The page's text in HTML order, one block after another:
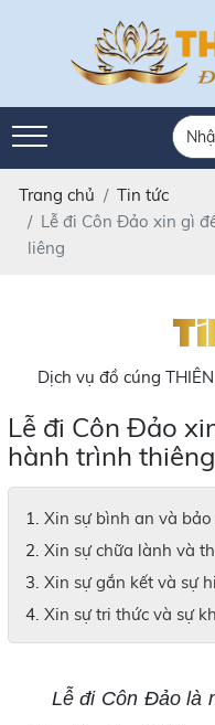
Trang chủ
Tin tức
Lễ đi Côn Đảo xin gì
liêng
Dịch vụ đồ cúng
Lễ đi Côn Đảo
hành trình
Xin sự bình an và bảo
Xin sự chữa lành và
Xin sự gắn kết và sự
Xin sự tri thức và sự
Lễ đi Côn Đảo là